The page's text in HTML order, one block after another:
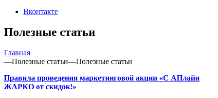
Вконтакте
Полезные статьи
Главная
—Полезные статьи—Полезные статьи
Правила проведения маркетинговой акции «С АПлайн
ЖАРКО от скидок!»